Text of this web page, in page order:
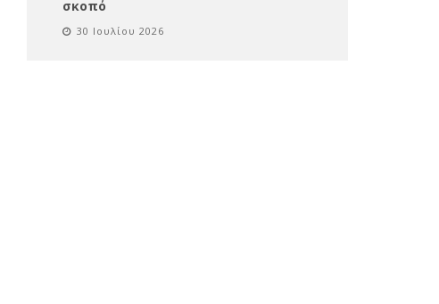
σκοπό
30 Ιουλίου 2026